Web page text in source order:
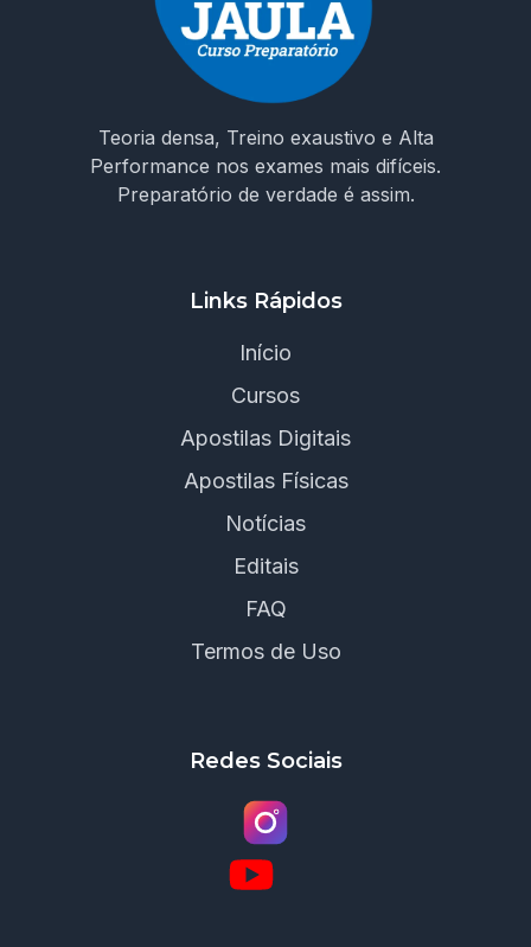
Teoria densa, Treino exaustivo e Alta
Performance nos exames mais difíceis.
Preparatório de verdade é assim.
Links Rápidos
Início
Cursos
Apostilas Digitais
Apostilas Físicas
Notícias
Editais
FAQ
Termos de Uso
Redes Sociais